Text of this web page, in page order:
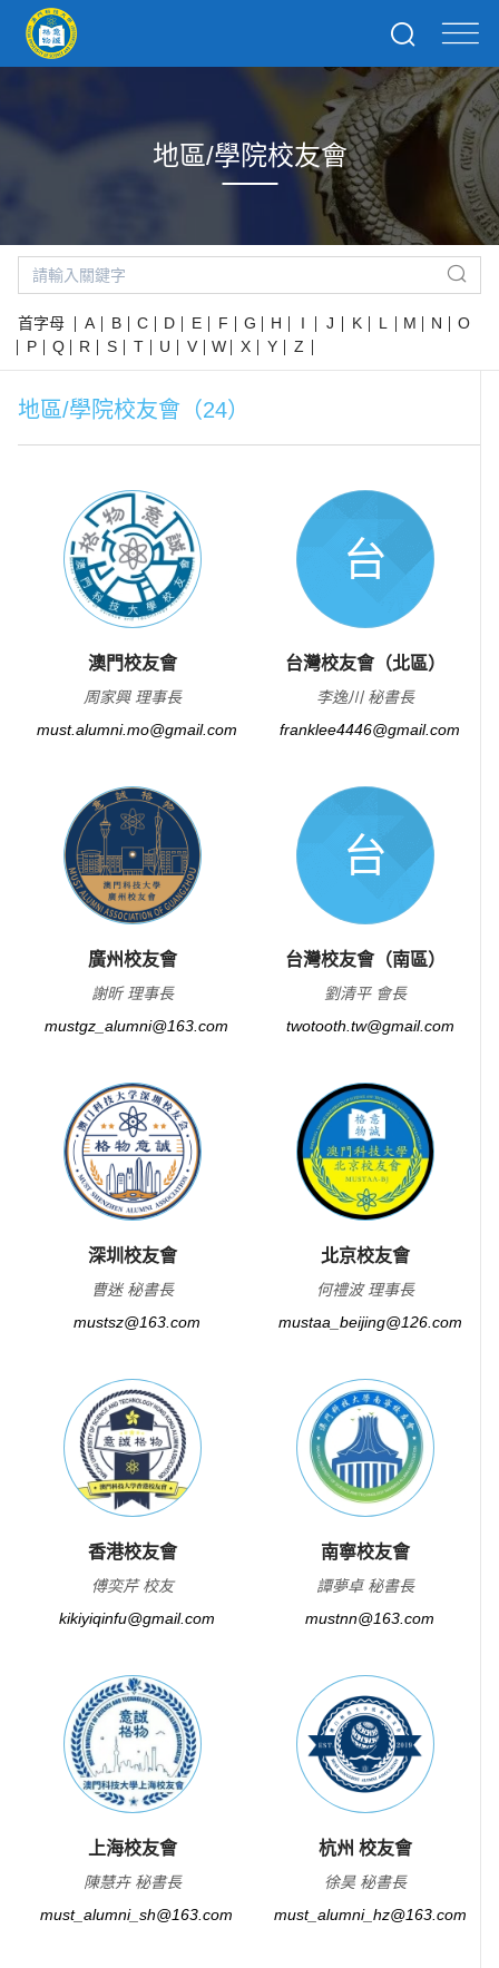
地區/學院校友會
首字母 A B C D E F G H I J K L M N
O
P
Q R S T U V W X Y Z
地區/學院校友會（24）
澳門校友會
周家興 理事長
must.alumni.mo@gmail.com
台
台灣校友會（北區）
李逸川 秘書長
franklee4446@gmail.com
廣州校友會
謝昕 理事長
mustgz_alumni@163.com
台
台灣校友會（南區）
劉清平 會長
twotooth.tw@gmail.com
深圳校友會
曹迷 秘書長
mustsz@163.com
北京校友會
何禮波 理事長
mustaa_beijing@126.com
香港校友會
傅奕芹 校友
kikiyiqinfu@gmail.com
南寧校友會
譚夢卓 秘書長
mustnn@163.com
上海校友會
陳慧卉 秘書長
must_alumni_sh@163.com
杭州 校友會
徐昊 秘書長
must_alumni_hz@163.com